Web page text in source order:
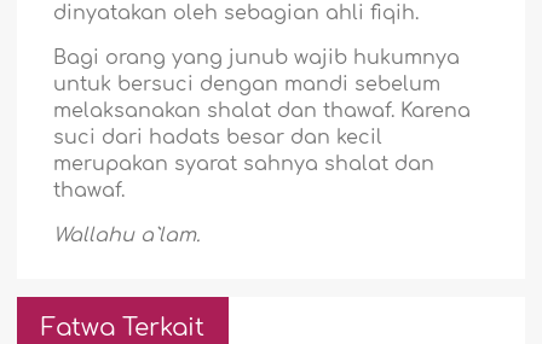
dinyatakan oleh sebagian ahli fiqih.
Bagi orang yang junub wajib hukumnya
untuk bersuci dengan mandi sebelum
melaksanakan shalat dan thawaf. Karena
suci dari hadats besar dan kecil
merupakan syarat sahnya shalat dan
thawaf.
Wallahu a`lam.
Fatwa Terkait